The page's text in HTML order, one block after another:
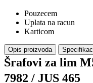
Pouzecem
Uplata na racun
Karticom
Opis proizvoda
Šrafovi za lim
7982 / JUS 465